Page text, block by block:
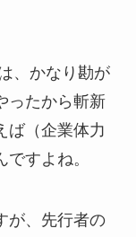
、かなり勘が
ったから斬新
ば（企業体力
すよね。
が、先行者の